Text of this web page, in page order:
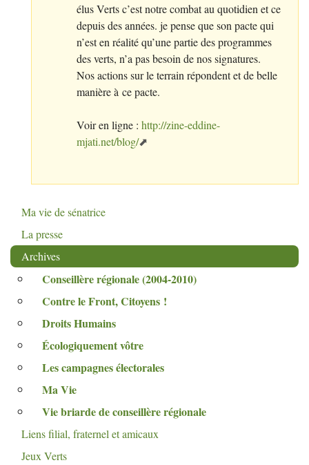
élus Verts c’est notre combat au quotidien et ce
depuis des années. je pense que son pacte qui
n’est en réalité qu’une partie des programmes
des verts, n’a pas besoin de nos signatures.
Nos actions sur le terrain répondent et de belle
manière à ce pacte.
Voir en ligne : http://zine-eddine-
mjati.net/blog/
Ma vie de sénatrice
La presse
Archives
Conseillère régionale (2004-2010)
Contre le Front, Citoyens !
Droits Humains
Écologiquement vôtre
Les campagnes électorales
Ma Vie
Vie briarde de conseillère régionale
Liens filial, fraternel et amicaux
Jeux Verts